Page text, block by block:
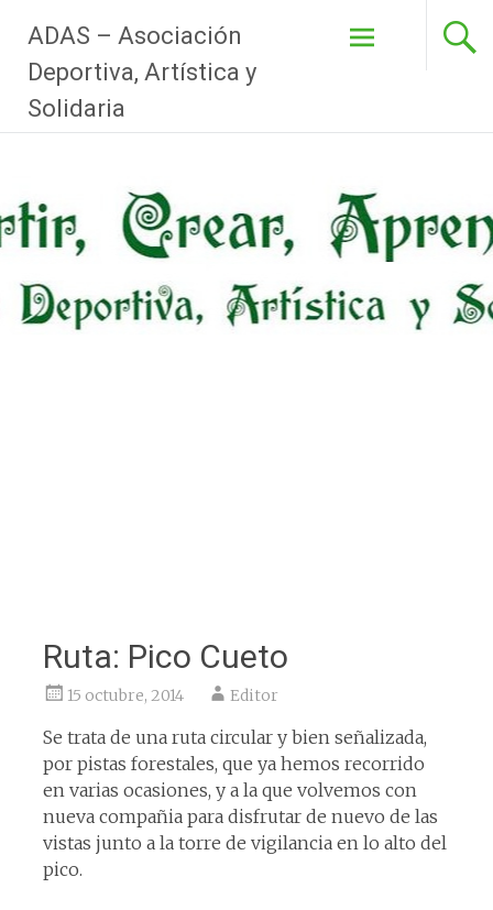
ADAS – Asociación
Deportiva, Artística y
Solidaria
Pasar
al
contenido
Ruta: Pico Cueto
15 octubre, 2014 Editor
Se trata de una ruta circular y bien señalizada,
por pistas forestales, que ya hemos recorrido
en varias ocasiones, y a la que volvemos con
nueva compañia para disfrutar de nuevo de las
vistas junto a la torre de vigilancia en lo alto del
pico.